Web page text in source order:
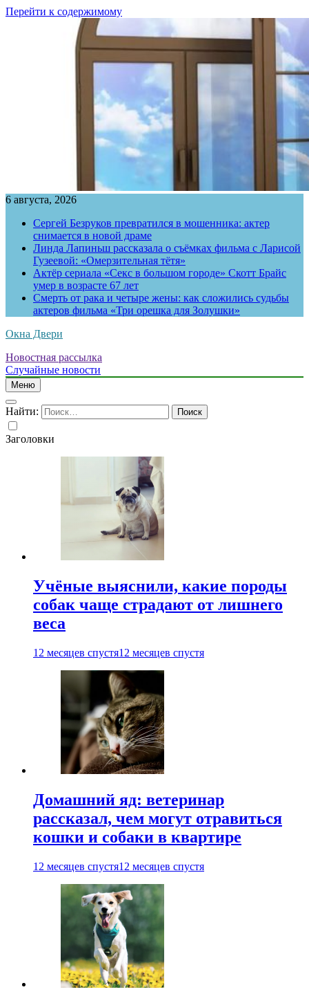
Перейти к содержимому
6 августа, 2026
Сергей Безруков превратился в мошенника: актер
снимается в новой драме
Линда Лапиньш рассказала о съёмках фильма с Ларисой
Гузеевой: «Омерзительная тётя»
Актёр сериала «Секс в большом городе» Скотт Брайс
умер в возрасте 67 лет
Смерть от рака и четыре жены: как сложились судьбы
актеров фильма «Три орешка для Золушки»
Окна Двери
Новостная рассылка
Случайные новости
Меню
Найти:
Заголовки
Учёные выяснили, какие породы
собак чаще страдают от лишнего
веса
12 месяцев спустя12 месяцев спустя
Домашний яд: ветеринар
рассказал, чем могут отравиться
кошки и собаки в квартире
12 месяцев спустя12 месяцев спустя